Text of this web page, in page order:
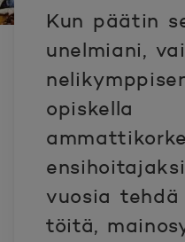
Kun päätin
unelmiani,
opiskella
vuosia
töitä,